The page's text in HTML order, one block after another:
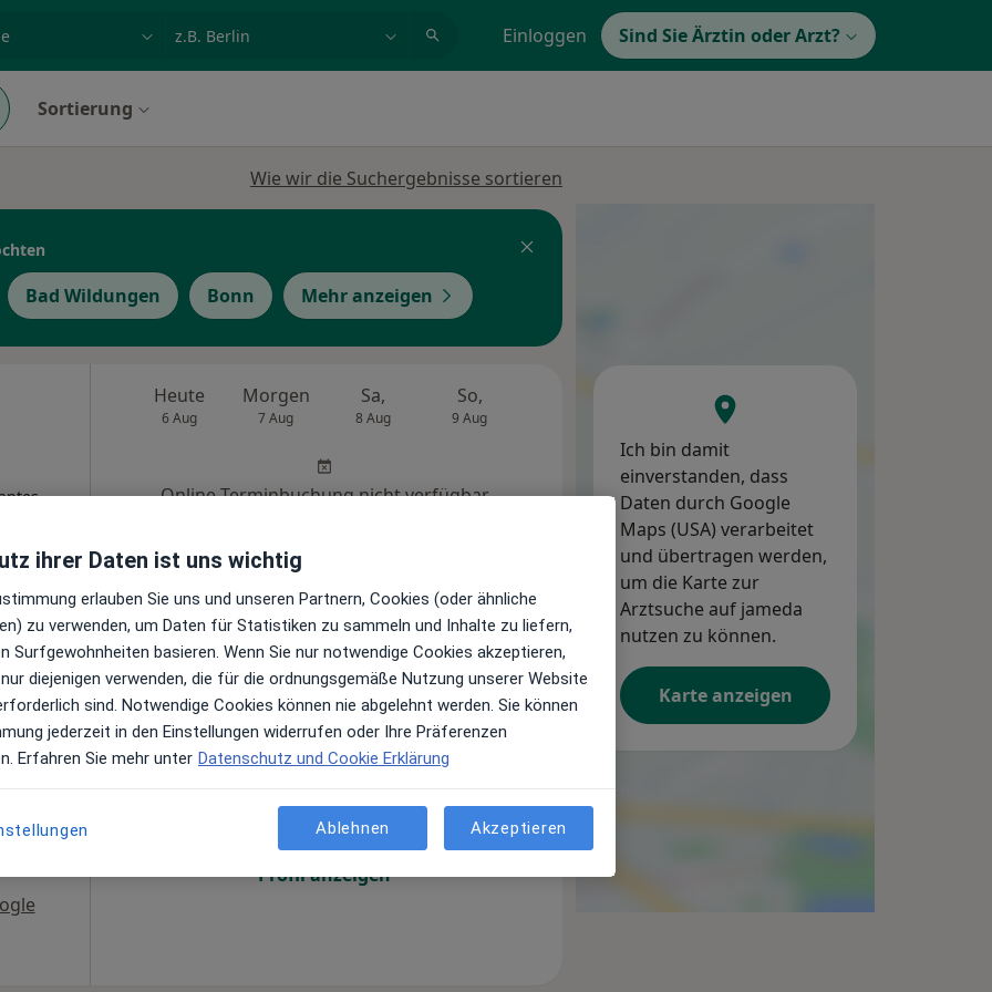
Einloggen Sind Sie Ärztin oder Arzt?
Sortierung
Wie wir die Suchergebnisse sortieren
Bad Wildungen Bonn Mehr anzeigen
Heute
6 Aug
Morgen
7 Aug
Sa,
8 Aug
So,
9 Aug
Online-Terminbuchung nicht verfügbar
·
Heute
6 Aug
Morgen
7 Aug
Sa,
8 Aug
So,
Online-Terminbuchung nicht verfügbar
Profil anzeigen
Ich bin damit
einverstanden, dass
Daten durch Google
Maps (USA) verarbeitet
und übertragen werden,
um die Karte zur
Arztsuche auf jameda
nutzen zu können.
Karte anzeigen
ihrer Daten ist uns wichtig
erlauben Sie uns und unseren Partnern, Cookies (oder ähnliche
zu verwenden, um Daten für Statistiken zu sammeln und Inhalte zu liefern,
Surfgewohnheiten basieren. Wenn Sie nur notwendige Cookies akzeptieren,
diejenigen verwenden, die für die ordnungsgemäße Nutzung unserer Website
sind. Notwendige Cookies können nie abgelehnt werden. Sie können
jederzeit in den Einstellungen widerrufen oder Ihre Präferenzen
Erfahren Sie mehr unter Datenschutz und Cookie Erklärung
Ablehnen Akzeptieren